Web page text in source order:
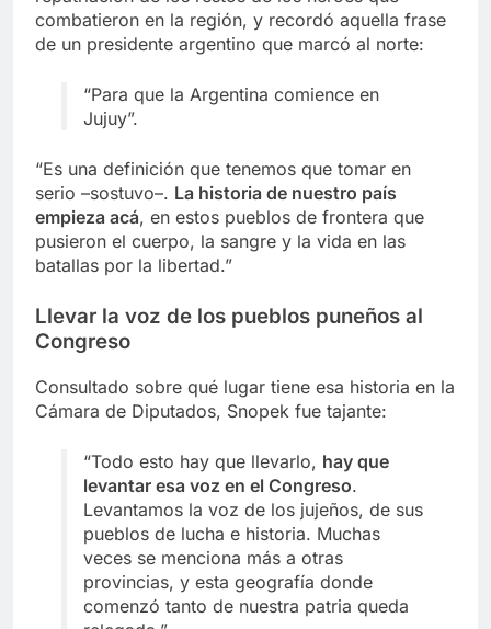
combatieron en la región, y recordó aquella frase
de un presidente argentino que marcó al norte:
“Para que la Argentina comience en
Jujuy”.
“Es una definición que tenemos que tomar en
serio –sostuvo–. La historia de nuestro país
empieza acá, en estos pueblos de frontera que
pusieron el cuerpo, la sangre y la vida en las
batallas por la libertad.”
Llevar la voz de los pueblos puneños al
Congreso
Consultado sobre qué lugar tiene esa historia en la
Cámara de Diputados, Snopek fue tajante:
“Todo esto hay que llevarlo, hay que
levantar esa voz en el Congreso.
Levantamos la voz de los jujeños, de sus
pueblos de lucha e historia. Muchas
veces se menciona más a otras
provincias, y esta geografía donde
comenzó tanto de nuestra patria queda